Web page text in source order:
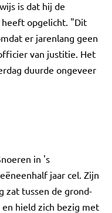
is dat hij de
opgelicht. "Dit
er jarenlang geen
van justitie. Het
duurde ongeveer
in 's
jaar cel. Zijn
zat tussen de grond-
hield zich bezig met